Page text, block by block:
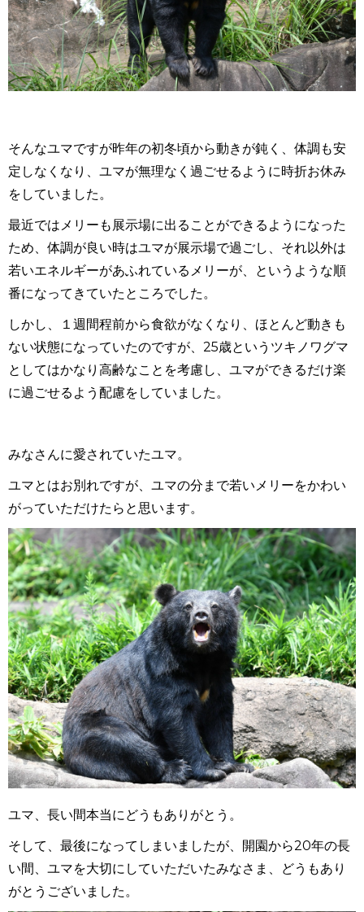
そんなユマですが昨年の初冬頃から動きが鈍く、体調も安
定しなくなり、ユマが無理なく過ごせるように時折お休み
をしていました。
最近ではメリーも展示場に出ることができるようになった
ため、体調が良い時はユマが展示場で過ごし、それ以外は
若いエネルギーがあふれているメリーが、というような順
番になってきていたところでした。
しかし、１週間程前から食欲がなくなり、ほとんど動きも
ない状態になっていたのですが、25歳というツキノワグマ
としてはかなり高齢なことを考慮し、ユマができるだけ楽
に過ごせるよう配慮をしていました。
みなさんに愛されていたユマ。
ユマとはお別れですが、ユマの分まで若いメリーをかわい
がっていただけたらと思います。
ユマ、長い間本当にどうもありがとう。
そして、最後になってしまいましたが、開園から20年の長
い間、ユマを大切にしていただいたみなさま、どうもあり
がとうございました。